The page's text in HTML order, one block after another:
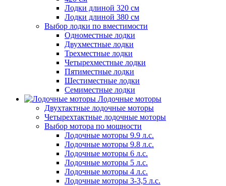
Лодки длиной 320 см
Лодки длиной 380 см
Выбор лодки по вместимости
Одноместные лодки
Двухместные лодки
Трехместные лодки
Четырехместные лодки
Пятиместные лодки
Шестиместные лодки
Семиместные лодки
Лодочные моторы
Двухтактные лодочные моторы
Четырехтактные лодочные моторы
Выбор мотора по мощности
Лодочные моторы 9.9 л.с.
Лодочные моторы 9.8 л.с.
Лодочные моторы 6 л.с.
Лодочные моторы 5 л.с.
Лодочные моторы 4 л.с.
Лодочные моторы 3-3,5 л.с.